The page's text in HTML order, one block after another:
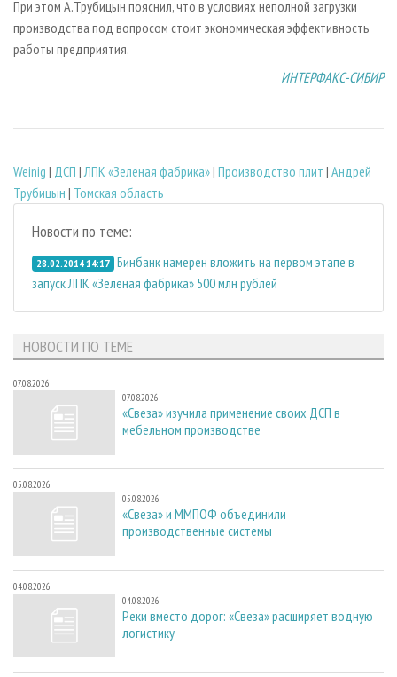
При этом А.Трубицын пояснил, что в условиях неполной загрузки
производства под вопросом стоит экономическая эффективность
работы предприятия.
ИНТЕРФАКС-СИБИР
Weinig | ДСП |ЛПК «Зеленая фабрика»| Производство плит | Андрей
Трубицын | Томская область
Новости по теме:
28.02.2014 14:17 Бинбанк намерен вложить на первом этапе в
запуск ЛПК «Зеленая фабрика» 500 млн рублей
НОВОСТИ ПО ТЕМЕ
07.08.2026
07.08.2026
«Свеза» изучила применение своих ДСП в
мебельном производстве
05.08.2026
05.08.2026
«Свеза» и ММПОФ объединили
производственные системы
04.08.2026
04.08.2026
Реки вместо дорог: «Свеза» расширяет водную
логистику